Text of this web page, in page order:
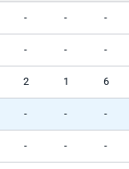
- - -
- - -
2 1 6
- - -
- - -